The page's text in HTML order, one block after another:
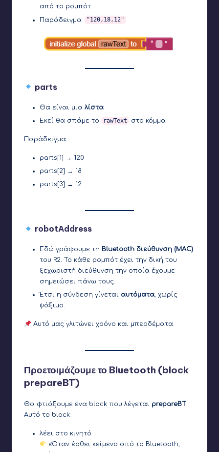
από το ρομπότ
Παράδειγμα:
"120,18,12"
parts
Θα είναι μια λίστα
Εκεί θα σπάμε το
rawText στο κόμμα
Παράδειγμα:
parts[1] → 120
parts[2] → 18
parts[3] → 12
robotAddress
Εδώ γράφουμε τη Bluetooth διεύθυνση (MAC)
του R2. Το κάθε ρομπότ έχει την δική του
ξεχωριστή διεύθυνση την οποία έχουμε
σημειώσει πάνω τους.
Έτσι η σύνδεση γίνεται αυτόματα, χωρίς
ψάξιμο.
Αυτό μας γλιτώνει χρόνο και μπερδέματα.
Προετοιμάζουμε το Bluetooth (block
prepareBT)
Θα φτιάξουμε ένα block που λέγεται prepareBT
Αυτό το block:
λέει στο κινητό
«Όταν έρθει κείμενο από το Bluetooth,